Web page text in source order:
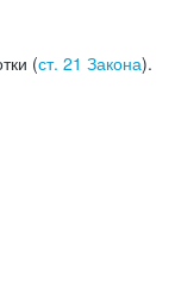
(ст. 21 Закона).